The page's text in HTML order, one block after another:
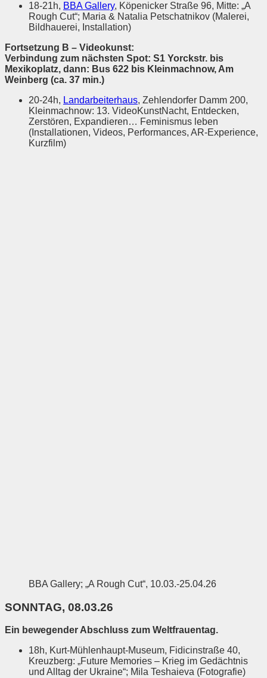
18-21h, BBA Gallery, Köpenicker Straße 96, Mitte: „A
Rough Cut“; Maria & Natalia Petschatnikov (Malerei,
Bildhauerei, Installation)
Fortsetzung B – Videokunst:
Verbindung zum nächsten Spot: S1 Yorckstr. bis
Mexikoplatz, dann: Bus 622 bis Kleinmachnow, Am
Weinberg (ca. 37 min.)
20-24h, Landarbeiterhaus, Zehlendorfer Damm 200,
Kleinmachnow: 13. VideoKunstNacht, Entdecken,
Zerstören, Expandieren… Feminismus leben
(Installationen, Videos, Performances, AR-Experience,
Kurzfilm)
BBA Gallery; „A Rough Cut“, 10.03.-25.04.26
SONNTAG, 08.03.26
Ein bewegender Abschluss zum Weltfrauentag.
18h, Kurt-Mühlenhaupt-Museum, Fidicinstraße 40,
Kreuzberg: „Future Memories – Krieg im Gedächtnis
und Alltag der Ukraine“; Mila Teshaieva (Fotografie)